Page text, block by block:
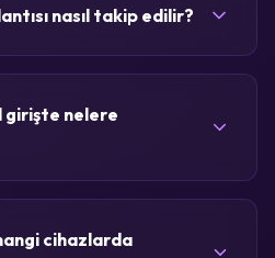
nasıl takip edilir?
girişte nelere
cihazlarda